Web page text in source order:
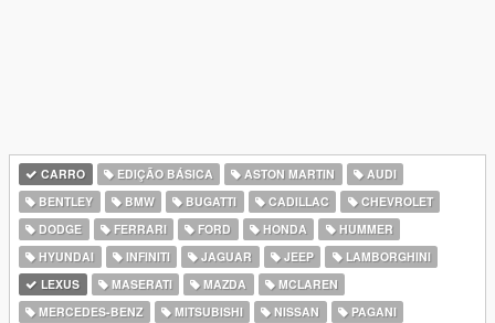
CARRO EDIÇÃO BÁSICA ASTON MARTIN
AUDI
BENTLEY
BMW BUGATTI CADILLAC
CHEVROLET
DODGE
FERRARI FORD HONDA
HUMMER
HYUNDAI
INFINITI JAGUAR JEEP
LAMBORGHINI
LEXUS
MASERATI MAZDA
MCLAREN
MERCEDES-BENZ
MITSUBISHI NISSAN
PAGANI